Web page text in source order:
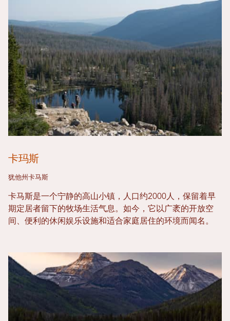
卡玛斯
犹他州卡马斯
卡马斯是一个宁静的高山小镇，人口约2000人，保留着早
期定居者留下的牧场生活气息。如今，它以广袤的开放空
间、便利的休闲娱乐设施和适合家庭居住的环境而闻名。